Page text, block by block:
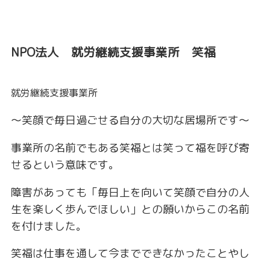
NPO法人 就労継続支援事業所 笑福
就労継続支援事業所
～笑顔で毎日過ごせる自分の大切な居場所です～
事業所の名前でもある笑福とは笑って福を呼び寄
せるという意味です。
障害があっても「毎日上を向いて笑顔で自分の人
生を楽しく歩んでほしい」との願いからこの名前
を付けました。
笑福は仕事を通して今までできなかったことやし